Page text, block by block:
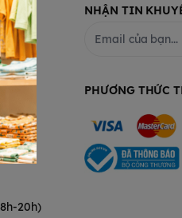
GB-
20h)
NHẬN TIN
PHƯƠNG THỨC